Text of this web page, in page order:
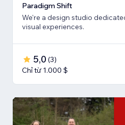
Paradigm Shift
We're a design studio
visual experiences.
5,0 (3)
Chỉ từ 1.000 $